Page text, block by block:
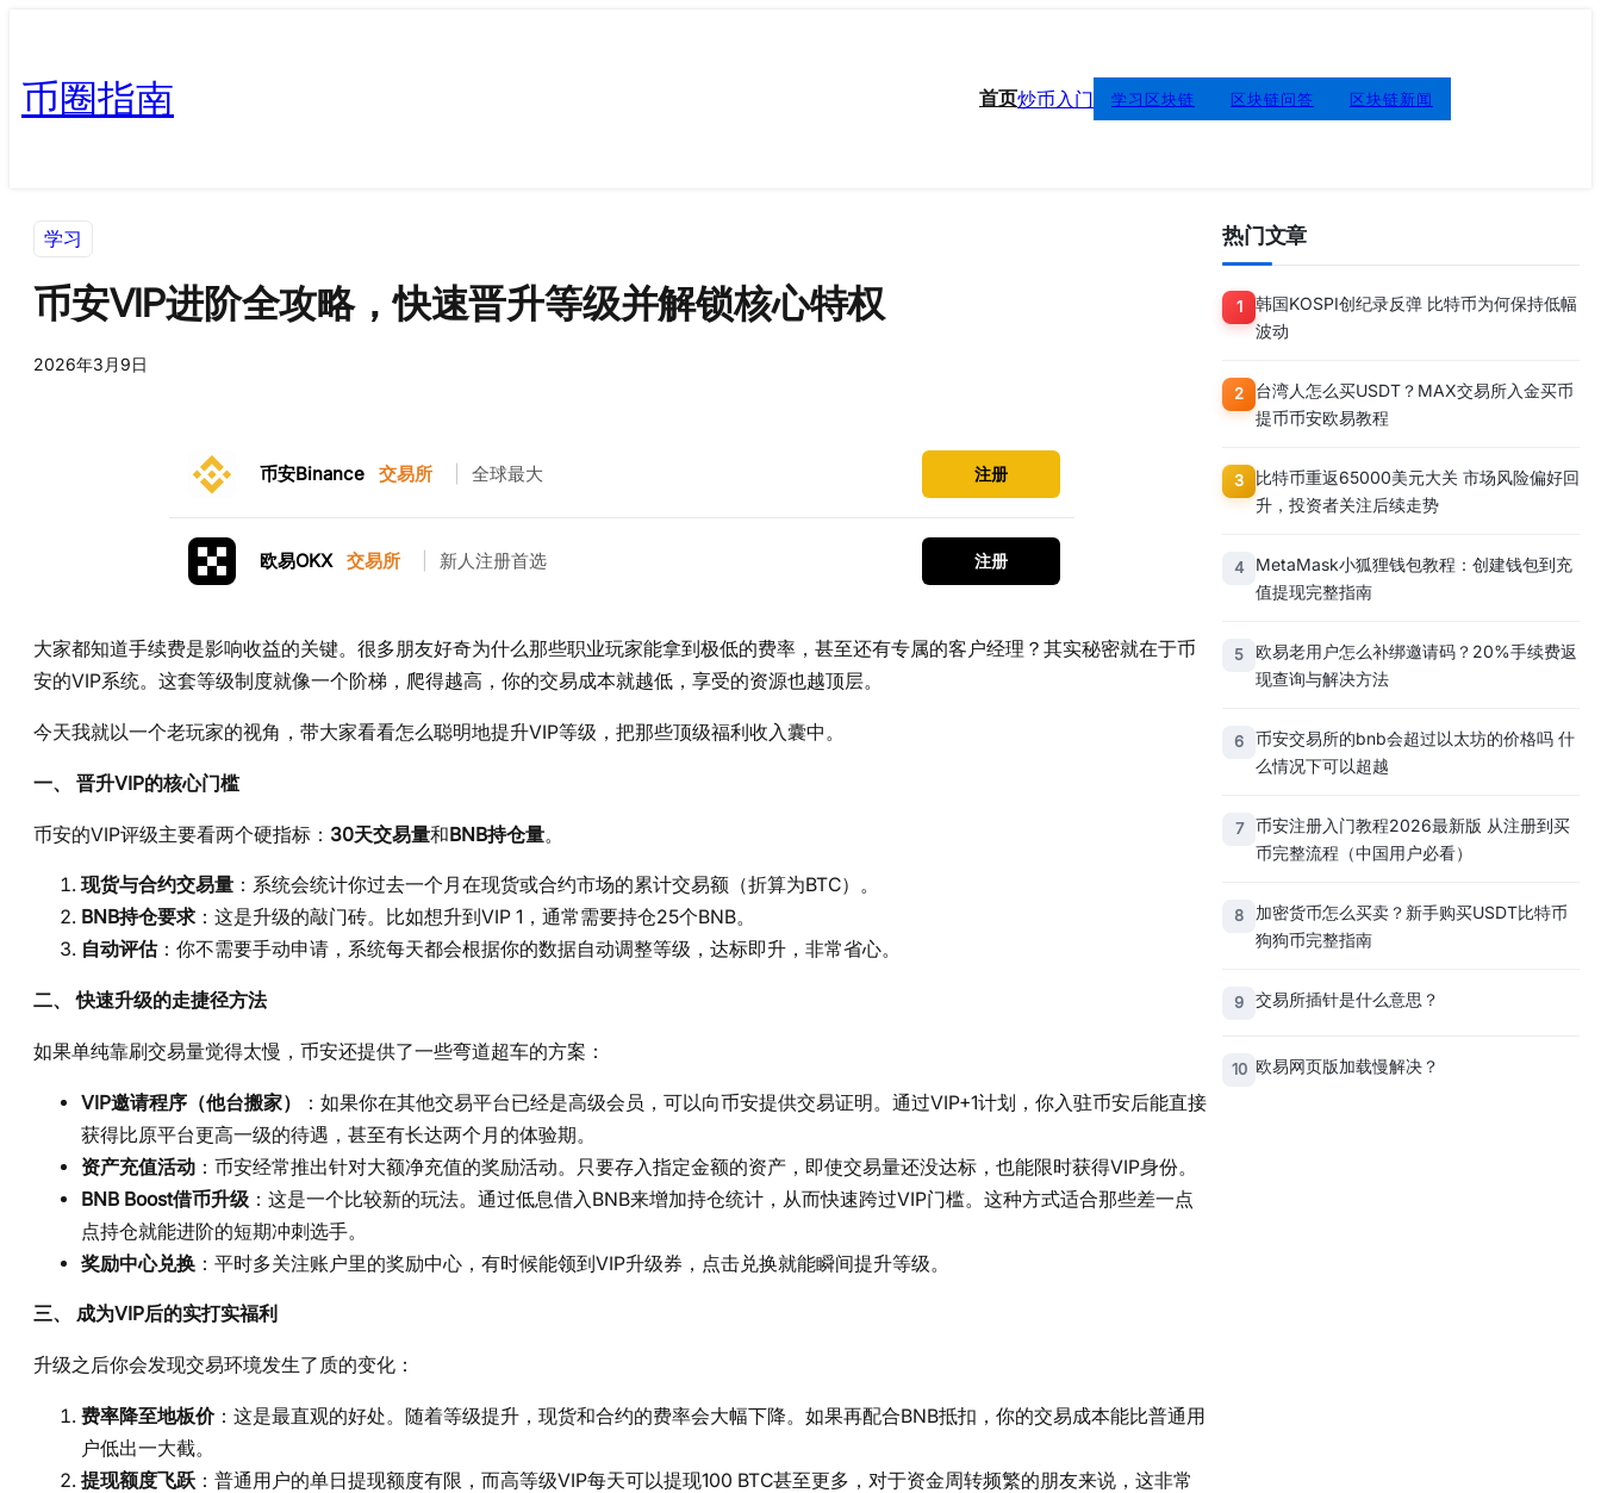
币圈指南 首页炒币入门 学习区块链 区块链问答 区块链新闻
学习
币安VIP进阶全攻略，快速晋升等级并解锁核心特权
2026年3月9日
币安Binance 交易所 全球最大 注册
欧易OKX 交易所 新人注册首选 注册
大家都知道手续费是影响收益的关键。很多朋友好奇为什么那些职业玩家能拿到极低的费率，甚至还有专属的客户经理？其实秘密就在于币
安的VIP系统。这套等级制度就像一个阶梯，爬得越高，你的交易成本就越低，享受的资源也越顶层。
今天我就以一个老玩家的视角，带大家看看怎么聪明地提升VIP等级，把那些顶级福利收入囊中。
一、 晋升VIP的核心门槛
币安的VIP评级主要看两个硬指标： 30天交易量和BNB持仓量。
现货与合约交易量 ：系统会统计你过去一个月在现货或合约市场的累计交易额（折算为BTC）。
BNB持仓要求 ：这是升级的敲门砖。比如想升到VIP 1，通常需要持仓25个BNB。
自动评估：你不需要手动申请，系统每天都会根据你的数据自动调整等级，达标即升，非常省心。
二、 快速升级的走捷径方法
如果单纯靠刷交易量觉得太慢，币安还提供了一些弯道超车的方案：
VIP邀请程序（他台搬家）
：如果你在其他交易平台已经是高级会员，可以向币安提供交易证明。通过VIP+1计划，你入驻币安后能直接
获得比原平台更高一级的待遇，甚至有长达两个月的体验期。
资产充值活动 ：币安经常推出针对大额净充值的奖励活动。只要存入指定金额的资产，即使交易量还没达标，也能限时获得VIP身份。
BNB Boost借币升级 ：这是一个比较新的玩法。通过低息借入BNB来增加持仓统计，从而快速跨过VIP门槛。这种方式适合那些差一点
点持仓就能进阶的短期冲刺选手。
奖励中心兑换 ：平时多关注账户里的奖励中心，有时候能领到VIP升级券，点击兑换就能瞬间提升等级。
三、 成为VIP后的实打实福利
升级之后你会发现交易环境发生了质的变化：
费率降至地板价：这是最直观的好处。随着等级提升，现货和合约的费率会大幅下降。如果再配合BNB抵扣，你的交易成本能比普通用
户低出一大截。
提现额度飞跃 ：普通用户的单日提现额度有限，而高等级VIP每天可以提现100 BTC甚至更多，对于资金周转频繁的朋友来说，这非常
热门文章
1
韩国KOSPI创纪录反弹 比特币为何保持低幅
波动
2
台湾人怎么买USDT？MAX交易所入金买币
提币币安欧易教程
3
比特币重返65000美元大关 市场风险偏好回
升，投资者关注后续走势
4
MetaMask小狐狸钱包教程：创建钱包到充
值提现完整指南
5
欧易老用户怎么补绑邀请码？20%手续费返
现查询与解决方法
6
币安交易所的bnb会超过以太坊的价格吗 什
么情况下可以超越
7
币安注册入门教程2026最新版 从注册到买
币完整流程（中国用户必看）
8
加密货币怎么买卖？新手购买USDT比特币
狗狗币完整指南
9 交易所插针是什么意思？
10 欧易网页版加载慢解决？